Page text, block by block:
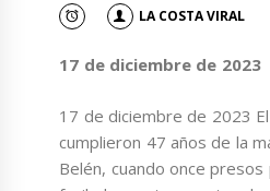
LA COSTA VIRAL
17 de diciembre de 2023
17 de diciembre de 2023
cumplieron 47 años de la
Belén, cuando once